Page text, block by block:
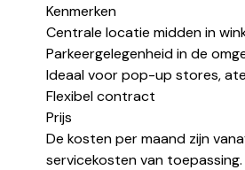
Kenmerken
Centrale locatie midden in
Parkeergelegenheid in de
Ideaal voor pop-up stores,
Flexibel contract
Prijs
De kosten per maand zijn
servicekosten van toepassing.